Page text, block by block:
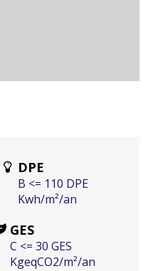
DPE
B <= 110 DPE
Kwh/m²/an
GES
C <= 30 GES
KgeqCO2/m²/an